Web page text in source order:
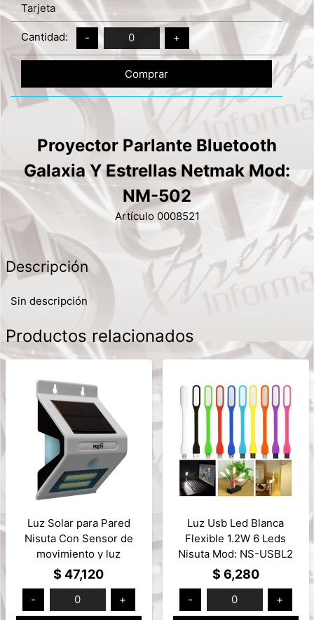
Tarjeta
Cantidad: - 0 +
Comprar
Proyector Parlante Bluetooth
Galaxia Y Estrellas Netmak Mod:
NM-502
Artículo 0008521
Descripción
Sin descripción
Productos relacionados
Luz Solar para Pared
Nisuta Con Sensor de
movimiento y luz
secundaria Mod: NS-
SOL5
$ 47,120
- 0 +
Luz Usb Led Blanca
Flexible 1.2W 6 Leds
Nisuta Mod: NS-USBL2
$ 6,280
- 0 +